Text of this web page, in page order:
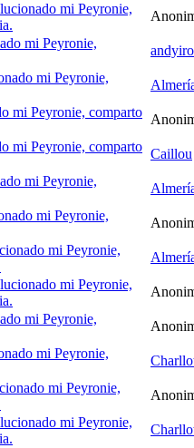
mi Peyronie,
mi Peyronie,
mi Peyronie,
mi Peyronie, comparto
mi Peyronie, comparto Caillou
mi Peyronie,
mi Peyronie,
mi Peyronie,
mi Peyronie,
mi Peyronie,
mi Peyronie,
mi Peyronie,
mi Peyronie,